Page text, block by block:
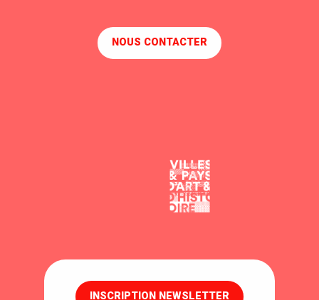
NOUS CONTACTER
INSCRIPTION NEWSLETTER